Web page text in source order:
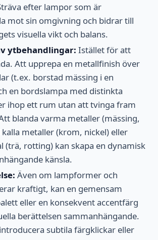
efter lampor som är
mot sin omgivning och bidrar till
visuella vikt och balans.
ytbehandlingar: Istället för att
Att upprepa en metallfinish över
(t.ex. borstad mässing i en
en bordslampa med distinkta
ihop ett rum utan att tvinga fram
blanda varma metaller (mässing,
metaller (krom, nickel) eller
(trä, rotting) kan skapa en dynamisk
känsla.
Även om lampformer och
kraftigt, kan en gemensam
eller en konsekvent accentfärg
berättelsen sammanhängande.
subtila färgklickar eller